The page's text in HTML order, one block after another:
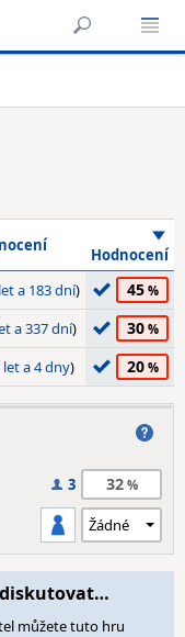
Hodnocení
a 183 dní) 45
a 337 dní) 30
let a 4 dny) 20
3 32
můžete tuto hru